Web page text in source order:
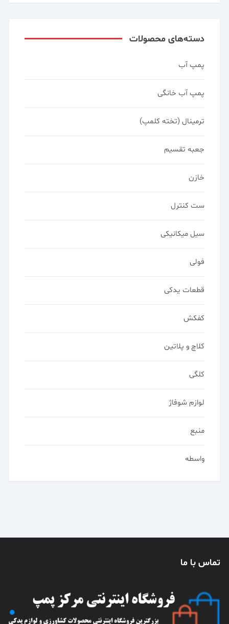
دسته‌های محصولات
پمپ آب
پمپ آب خانگی
ترمینال (تخته کلمپ)
جعبه تقسیم
خازن
ست کنترل
سیل میکانیکی
فولی
قطعات یدکی
کفکش
کلاچ و پلاتین
کلگی
لوازم شوفاژ
منبع
واسطه
تماس با ما